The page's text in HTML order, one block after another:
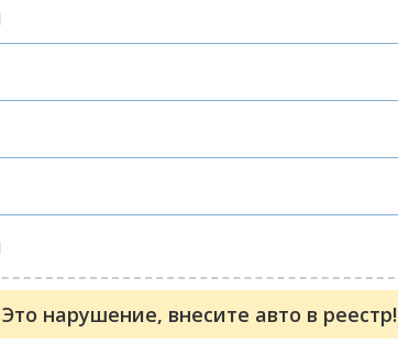
нарушение, внесите авто в реестр!